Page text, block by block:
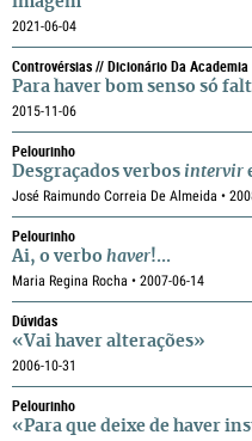
2021-06-04
Controvérsias // Dicionário Da Academia
Para haver bom senso só
2015-11-06
Pelourinho
Desgraçados verbos intervir
José Raimundo Correia De Almeida •
Pelourinho
Ai, o verbo haver!...
Maria Regina Rocha • 2007-06-14
Dúvidas
«Vai haver alterações»
2006-10-31
Pelourinho
«Para que deixe de haver